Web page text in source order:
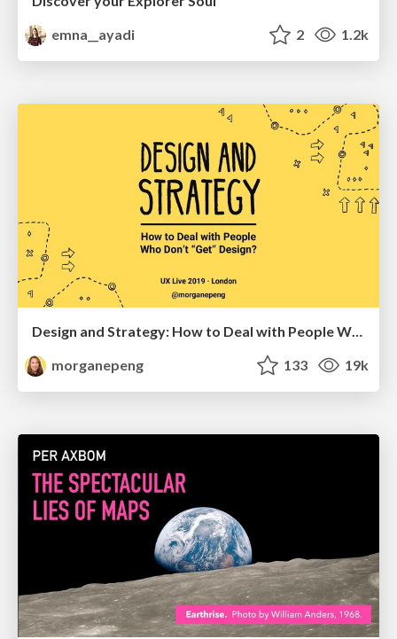
emna__ayadi
2 1.2k
morganepeng
133 19k